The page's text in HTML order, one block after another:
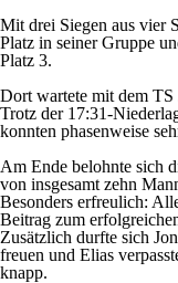
Mit drei Siegen aus vier
Platz in seiner Gruppe
Platz 3.
Dort wartete mit dem
Trotz der 17:31-
konnten phasenweise
Am Ende belohnte sich
von insgesamt zehn
Besonders erfreulich:
Beitrag zum
Zusätzlich durfte sich
freuen und Elias
knapp.